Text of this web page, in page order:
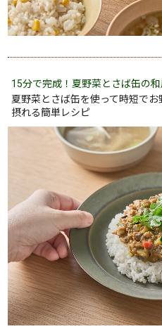
15分で完成！夏野菜とさば缶の
夏野菜とさば缶を使って時短で
摂れる簡単レシピ